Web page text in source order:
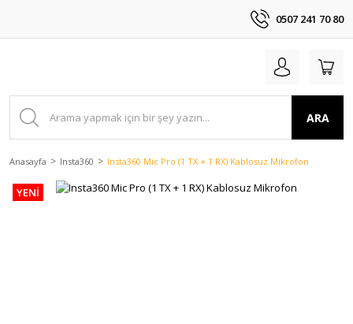
0507 241 70 80
ARA
Anasayfa Insta360 Insta360 Mic Pro (1 TX + 1 RX) Kablosuz Mikrofon
YENİ